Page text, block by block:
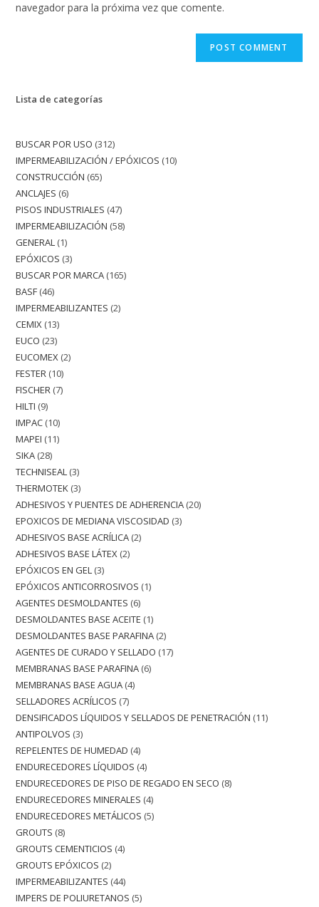
navegador para la próxima vez que comente.
Lista de categorías
BUSCAR POR USO 312
IMPERMEABILIZACIÓN / EPÓXICOS 10
CONSTRUCCIÓN 65
ANCLAJES 6
PISOS INDUSTRIALES 47
IMPERMEABILIZACIÓN 58
GENERAL 1
EPÓXICOS 3
BUSCAR POR MARCA 165
BASF 46
IMPERMEABILIZANTES 2
CEMIX 13
EUCO 23
EUCOMEX 2
FESTER 10
FISCHER 7
HILTI 9
IMPAC 10
MAPEI 11
SIKA 28
TECHNISEAL 3
THERMOTEK 3
ADHESIVOS Y PUENTES DE ADHERENCIA 20
EPOXICOS DE MEDIANA VISCOSIDAD 3
ADHESIVOS BASE ACRÍLICA 2
ADHESIVOS BASE LÁTEX 2
EPÓXICOS EN GEL 3
EPÓXICOS ANTICORROSIVOS 1
AGENTES DESMOLDANTES 6
DESMOLDANTES BASE ACEITE 1
DESMOLDANTES BASE PARAFINA 2
AGENTES DE CURADO Y SELLADO 17
MEMBRANAS BASE PARAFINA 6
MEMBRANAS BASE AGUA 4
SELLADORES ACRÍLICOS 7
DENSIFICADOS LÍQUIDOS Y SELLADOS DE PENETRACIÓN 11
ANTIPOLVOS 3
REPELENTES DE HUMEDAD 4
ENDURECEDORES LÍQUIDOS 4
ENDURECEDORES DE PISO DE REGADO EN SECO 8
ENDURECEDORES MINERALES 4
ENDURECEDORES METÁLICOS 5
GROUTS 8
GROUTS CEMENTICIOS 4
GROUTS EPÓXICOS 2
IMPERMEABILIZANTES 44
IMPERS DE POLIURETANOS 5